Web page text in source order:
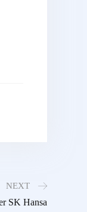
NEXT
SK Hansa